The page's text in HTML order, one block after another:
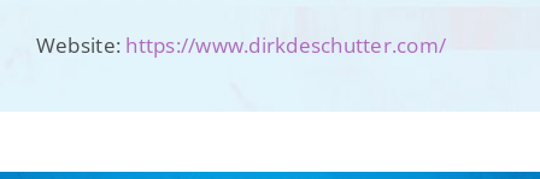
Website: https://www.dirkdeschutter.com/